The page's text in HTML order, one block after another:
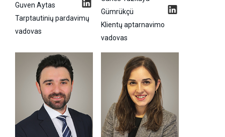
Guven Aytas
Tarptautinių pardavimų
vadovas
Gümrükçü
Klientų aptarnavimo
vadovas